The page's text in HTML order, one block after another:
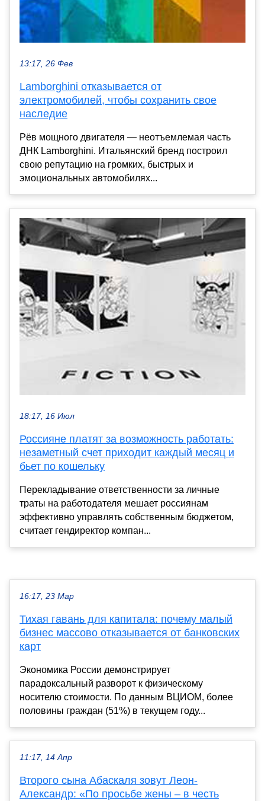
13:17, 26 Фев
Lamborghini отказывается от
электромобилей, чтобы сохранить свое
наследие
Рёв мощного двигателя — неотъемлемая часть
ДНК Lamborghini. Итальянский бренд построил
свою репутацию на громких, быстрых и
эмоциональных автомобилях...
18:17, 16 Июл
Россияне платят за возможность работать:
незаметный счет приходит каждый месяц и
бьет по кошельку
Перекладывание ответственности за личные
траты на работодателя мешает россиянам
эффективно управлять собственным бюджетом,
считает гендиректор компан...
16:17, 23 Мар
Тихая гавань для капитала: почему малый
бизнес массово отказывается от банковских
карт
Экономика России демонстрирует
парадоксальный разворот к физическому
носителю стоимости. По данным ВЦИОМ, более
половины граждан (51%) в текущем году...
11:17, 14 Апр
Второго сына Абаскаля зовут Леон-
Александр: «По просьбе жены – в честь